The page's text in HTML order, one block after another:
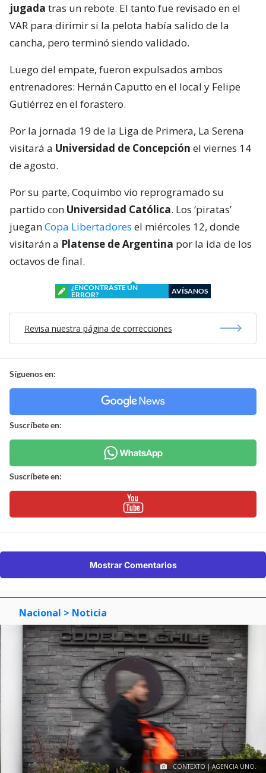
jugada tras un rebote. El tanto fue revisado en el
VAR para dirimir si la pelota había salido de la
cancha, pero terminó siendo validado.
Luego del empate, fueron expulsados ambos
entrenadores: Hernán Caputto en el local y Felipe
Gutiérrez en el forastero.
Por la jornada 19 de la Liga de Primera, La Serena
visitará a Universidad de Concepción el viernes 14
de agosto.
Por su parte, Coquimbo vio reprogramado su
partido con Universidad Católica. Los ‘piratas’
jueganCopa Libertadores el miércoles 12, donde
visitarán a Platense de Argentina por la ida de los
octavos de final.
¿ENCONTRASTE UN
ERROR?
AVÍSANOS
Revisa nuestra página de correcciones
Síguenos en:
Suscríbete en:
Suscríbete en:
Mostrar Comentarios
Nacional > Noticia
CONTEXTO | AGENCIA UNO.